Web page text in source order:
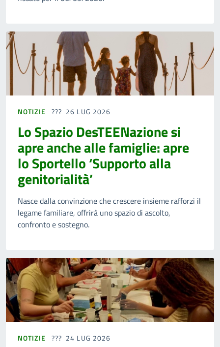
NOTIZIE 26 LUG 2026
Lo Spazio DesTEENazione si
apre anche alle famiglie: apre
lo Sportello ‘Supporto alla
genitorialità’
Nasce dalla convinzione che crescere insieme rafforzi il
legame familiare, offrirà uno spazio di ascolto,
confronto e sostegno.
NOTIZIE 24 LUG 2026